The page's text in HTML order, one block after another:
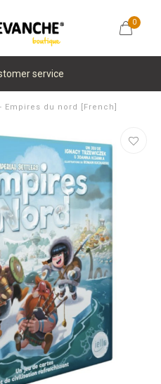
0
service
Empires du nord [French]